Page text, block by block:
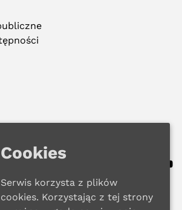
WMBP w Gdańsku
Polityka Prywatności
Cookies
Serwis korzysta z plików
cookies. Korzystając z tej strony